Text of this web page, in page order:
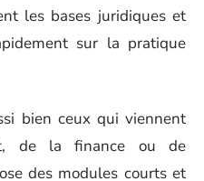
les bases juridiques et
sur la pratique
bien ceux qui viennent
de la finance ou de
des modules courts et